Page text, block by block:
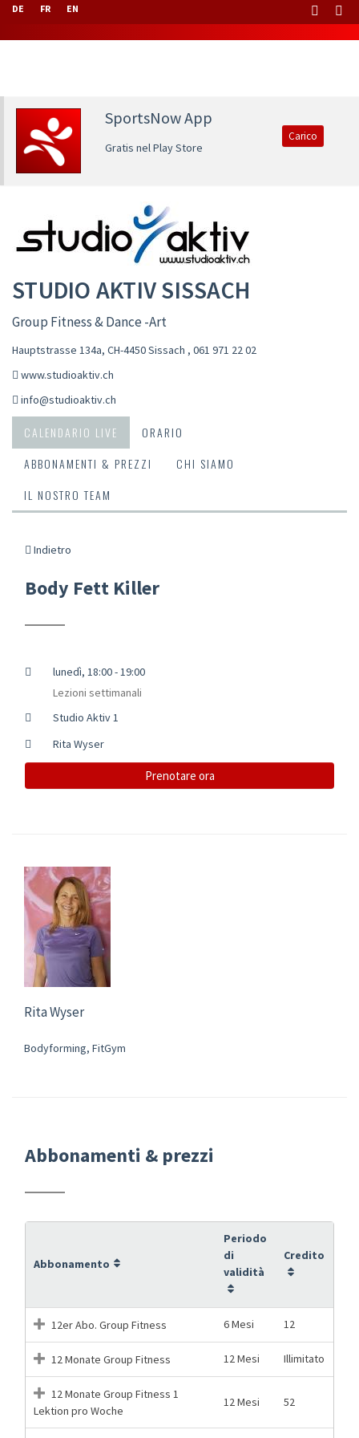
DE FR EN
SportsNow App
Gratis nel Play Store
Carico
STUDIO AKTIV SISSACH
Group Fitness & Dance -Art
Hauptstrasse 134a, CH-4450 Sissach , 061 971 22 02
www.studioaktiv.ch
info@studioaktiv.ch
CALENDARIO LIVE
ORARIO
ABBONAMENTI & PREZZI
CHI SIAMO
IL NOSTRO TEAM
Indietro
Body Fett Killer
lunedì, 18:00 - 19:00
Lezioni settimanali
Studio Aktiv 1
Rita Wyser
Prenotare ora
Rita Wyser
Bodyforming, FitGym
Abbonamenti & prezzi
Abbonamento
Periodo
di
validità
Credito
12er Abo. Group Fitness 6 Mesi 12
12 Monate Group Fitness 12 Mesi Illimitato
12 Monate Group Fitness 1
Lektion pro Woche
12 Mesi 52